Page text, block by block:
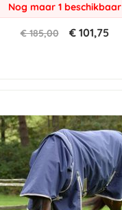
Nog maar 1 beschikbaar
€ 185,00 € 101,75